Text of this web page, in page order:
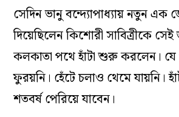
সেদিন ভানু বন্দ্যোপাধ্যায় নতুন
দিয়েছিলেন কিশোরী সাবিত্রীকে
কলকাতা পথে হাঁটা শুরু করলেন।
ফুরয়নি। হেঁটে চলাও থেমে যায়নি।
শতবর্ষ পেরিয়ে যাবেন।